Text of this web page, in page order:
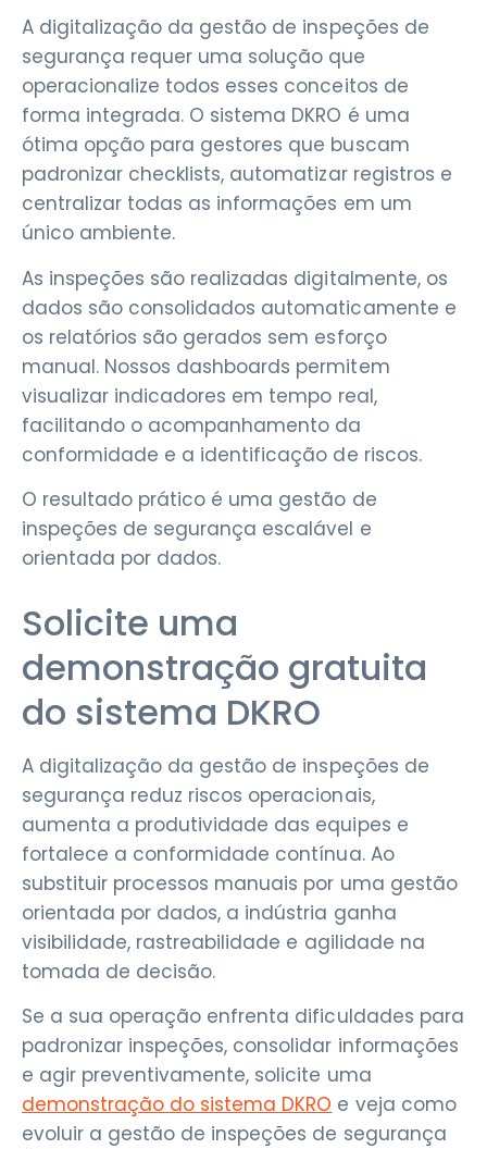
A digitalização da gestão de inspeções de
segurança requer uma solução que
operacionalize todos esses conceitos de
forma integrada. O sistema DKRO é uma
ótima opção para gestores que buscam
padronizar checklists, automatizar registros e
centralizar todas as informações em um
único ambiente.
As inspeções são realizadas digitalmente, os
dados são consolidados automaticamente e
os relatórios são gerados sem esforço
manual. Nossos dashboards permitem
visualizar indicadores em tempo real,
facilitando o acompanhamento da
conformidade e a identificação de riscos.
O resultado prático é uma gestão de
inspeções de segurança escalável e
orientada por dados.
Solicite uma
demonstração gratuita
do sistema DKRO
A digitalização da gestão de inspeções de
segurança reduz riscos operacionais,
aumenta a produtividade das equipes e
fortalece a conformidade contínua. Ao
substituir processos manuais por uma gestão
orientada por dados, a indústria ganha
visibilidade, rastreabilidade e agilidade na
tomada de decisão.
Se a sua operação enfrenta dificuldades para
padronizar inspeções, consolidar informações
e agir preventivamente, solicite uma
demonstração do sistema DKRO e veja como
evoluir a gestão de inspeções de segurança